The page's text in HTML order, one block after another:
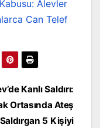
Kabusu: Alevler
Can Telef
Kanlı Saldırı:
Ortasında Ateş
5 Kişiyi